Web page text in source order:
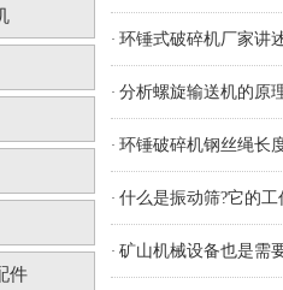
件
· 环锤式破碎机厂家讲
· 分析螺旋输送机的原
· 环锤破碎机钢丝绳长
· 什么是振动筛?它的
· 矿山机械设备也是需